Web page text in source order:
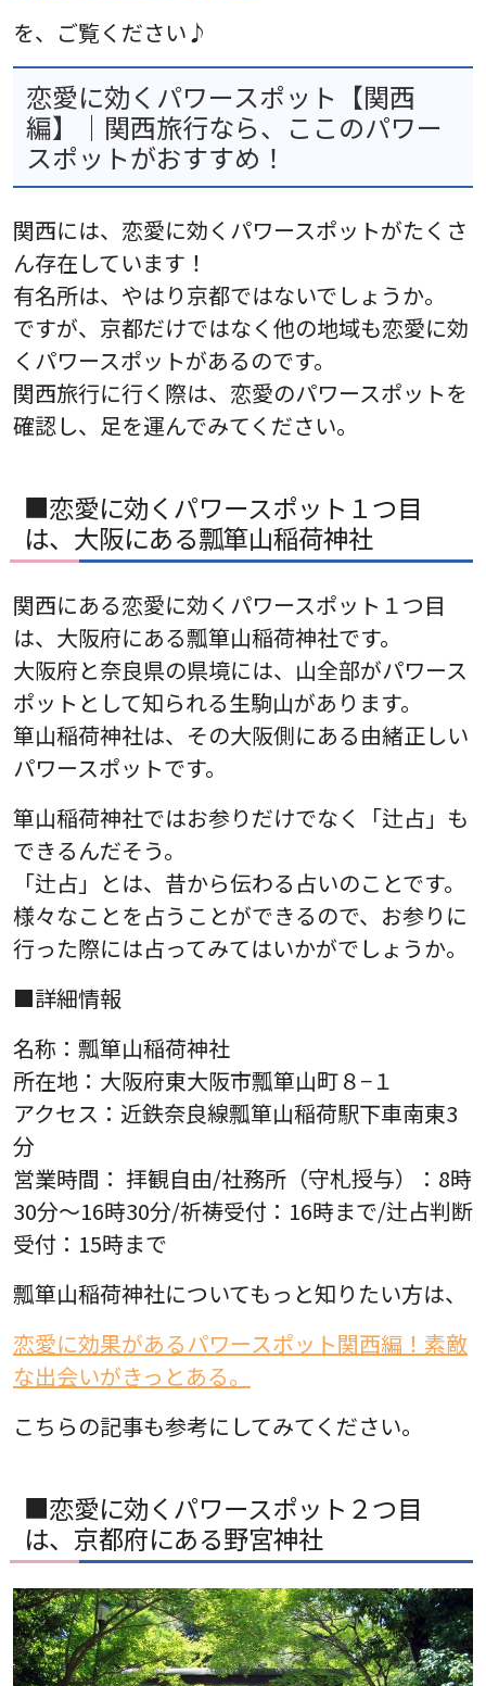
を、ご覧ください♪
恋愛に効くパワースポット【関西
編】｜関西旅行なら、ここのパワー
スポットがおすすめ！
関西には、恋愛に効くパワースポットがたくさ
ん存在しています！
有名所は、やはり京都ではないでしょうか。
ですが、京都だけではなく他の地域も恋愛に効
くパワースポットがあるのです。
関西旅行に行く際は、恋愛のパワースポットを
確認し、足を運んでみてください。
■恋愛に効くパワースポット１つ目
は、大阪にある瓢箪山稲荷神社
関西にある恋愛に効くパワースポット１つ目
は、大阪府にある瓢箪山稲荷神社です。
大阪府と奈良県の県境には、山全部がパワース
ポットとして知られる生駒山があります。
箪山稲荷神社は、その大阪側にある由緒正しい
パワースポットです。
箪山稲荷神社ではお参りだけでなく「辻占」も
できるんだそう。
「辻占」とは、昔から伝わる占いのことです。
様々なことを占うことができるので、お参りに
行った際には占ってみてはいかがでしょうか。
■詳細情報
名称：瓢箪山稲荷神社
所在地：大阪府東大阪市瓢箪山町８−１
アクセス：近鉄奈良線瓢箪山稲荷駅下車南東3
分
営業時間： 拝観自由/社務所（守札授与）：8時
30分～16時30分/祈祷受付：16時まで/辻占判断
受付：15時まで
瓢箪山稲荷神社についてもっと知りたい方は、
恋愛に効果があるパワースポット関西編！素敵
な出会いがきっとある。
こちらの記事も参考にしてみてください。
■恋愛に効くパワースポット２つ目
は、京都府にある野宮神社